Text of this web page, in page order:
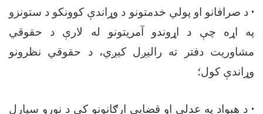
• د صرافانو او پولي خدمتونو د وړاندې کوونکو د ستونزو
په اړه چې د اړوندو آمریتونو له لارې د حقوقي
مشاوریت دفتر ته رالیږل کیږي، د حقوقي نظرونو
وړاندې کول؛
• د هېواد په عدلي او قضايي ارګانونو کې د نورو سپارل